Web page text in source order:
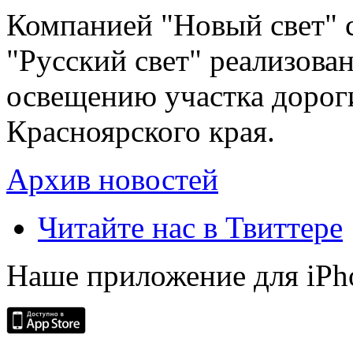
Компанией "Новый свет"
"Русский свет"
освещению участка
Красноярского края.
Архив новостей
Читайте нас в Твиттере
Наше приложение для